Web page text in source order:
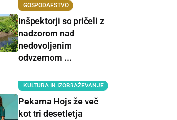
GOSPODARSTVO
Inšpektorji so pričeli z
nadzorom nad
nedovoljenim
odvzemom ...
KULTURA IN IZOBRAŽEVANJE
Pekarna Hojs že več
kot tri desetletja